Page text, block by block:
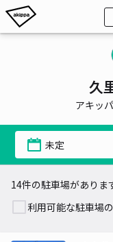
久
アキッ
未定
14件の駐車場がありま
利用可能な駐車場